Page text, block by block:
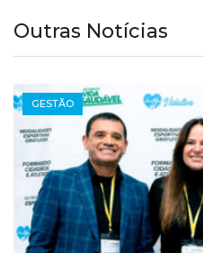
Outras Notícias
NOTÍCIAS